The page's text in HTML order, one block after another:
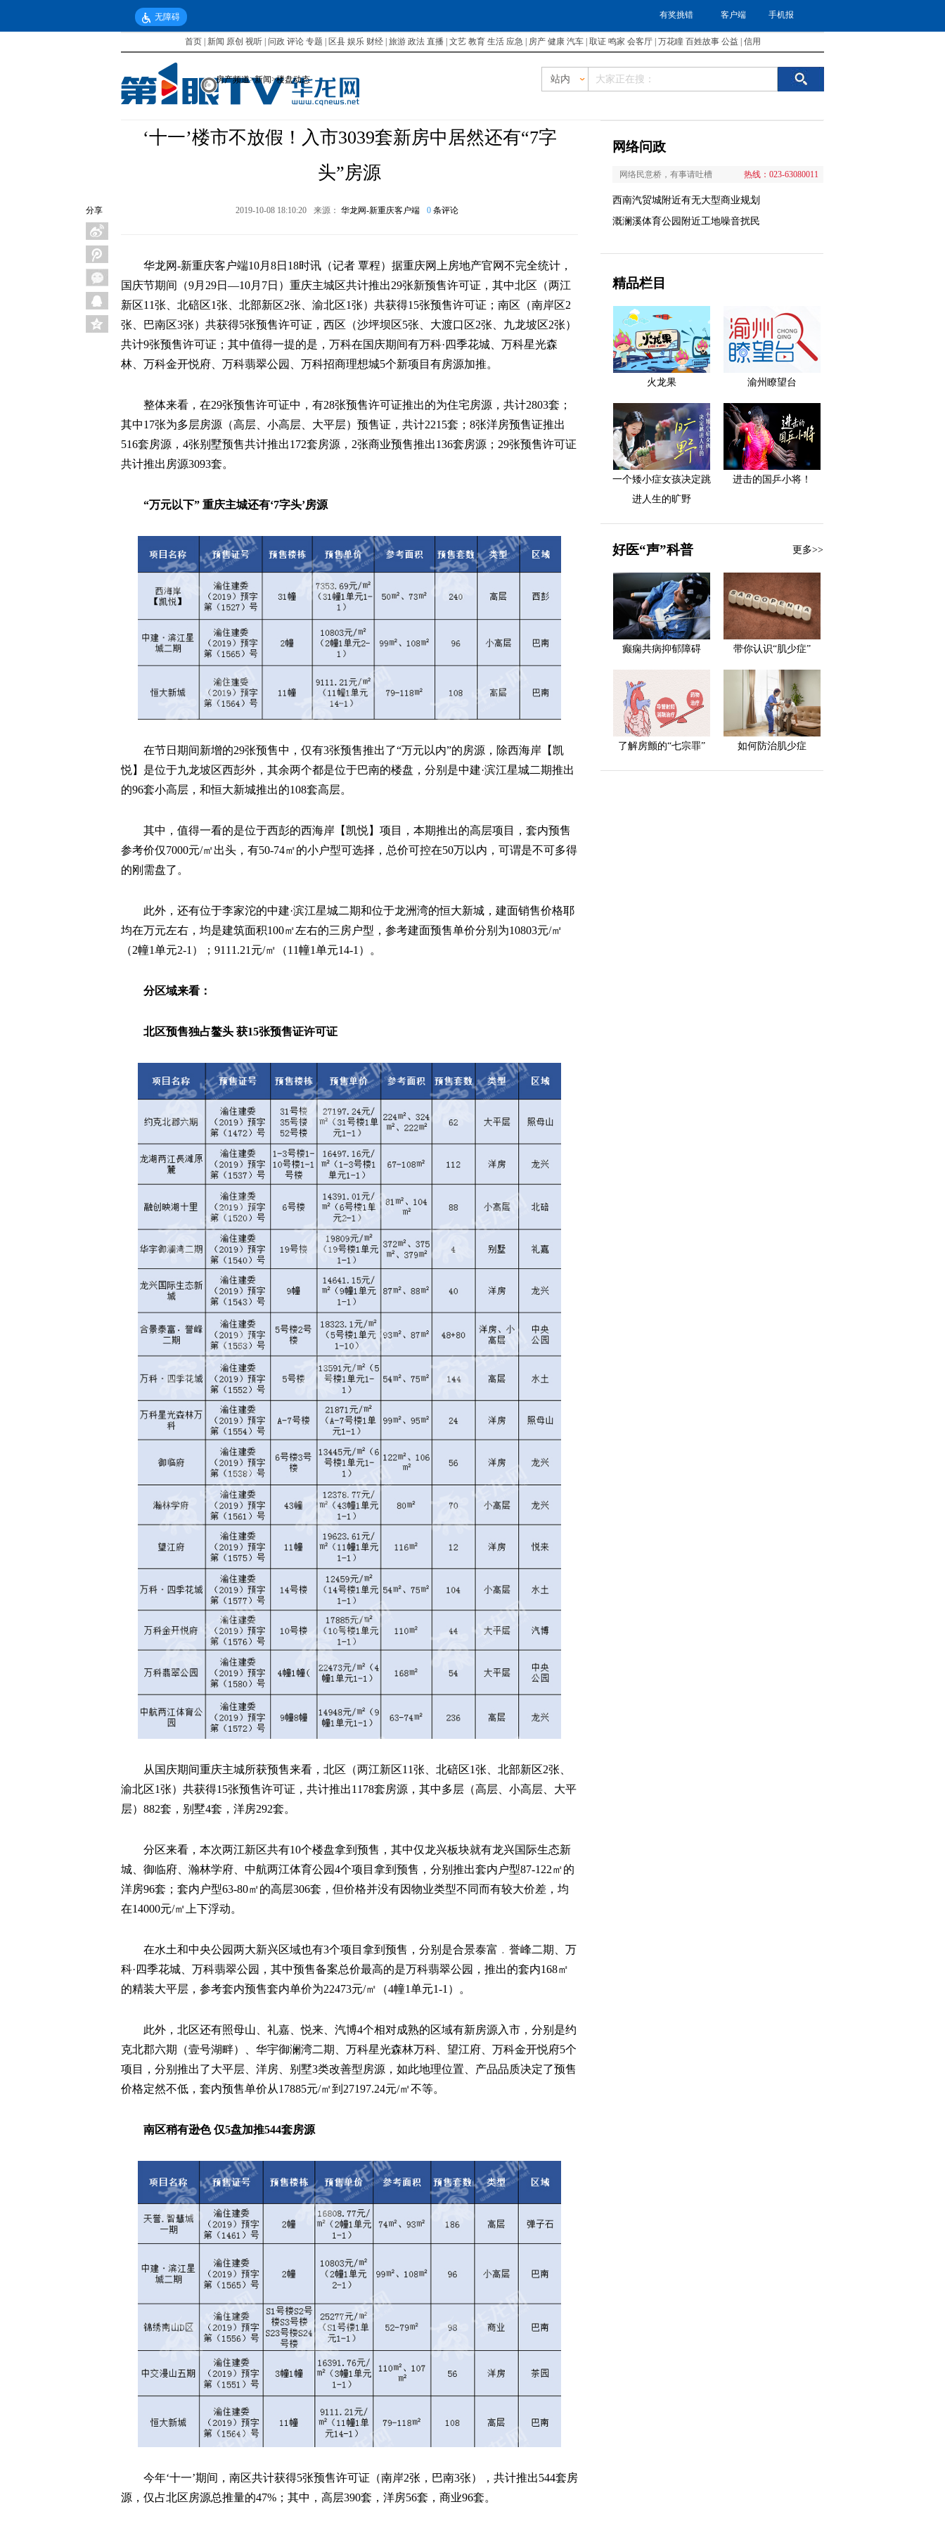
无障碍 有奖挑错 客户端 手机报
首页| 新闻 原创 视听| 问政 评论 专题 区县 娱乐 财经| 旅游 政法 直播| 文艺 教育 生活 应急 房产 健康 汽车| 取证 鸣家 会客厅| 万花瞳 百姓故事 公益 信用
房产频道>新闻>楼盘动态 站内
分享
‘十一’楼市不放假！入市3039套新房中居然还有“7字
头”房源
2019-10-08 18:10:20 来源： 华龙网-新重庆客户端 0 条评论
华龙网-新重庆客户端10月8日18时讯 （记者 覃程）据重庆网上房地产官网不完全统计，
国庆节期间（9月29日—10月7日）重庆主城区共计推出29张新预售许可证，其中北区（两江
新区11张、北碚区1张、北部新区2张、渝北区1张）共获得15张预售许可证；南区（南岸区2
张、巴南区3张）共获得5张预售许可证，西区（沙坪坝区5张、大渡口区2张、九龙坡区2张）
共计9张预售许可证；其中值得一提的是，万科在国庆期间有万科·四季花城、万科星光森
林、万科金开悦府、万科翡翠公园、万科招商理想城5个新项目有房源加推。
整体来看，在29张预售许可证中，有28张预售许可证推出的为住宅房源，共计2803套；
其中17张为多层房源（高层、小高层、大平层）预售证，共计2215套；8张洋房预售证推出
516套房源，4张别墅预售共计推出172套房源，2张商业预售推出136套房源；29张预售许可证
共计推出房源3093套。
“万元以下” 重庆主城还有‘7字头’房源
在节日期间新增的29张预售中，仅有3张预售推出了“万元以内”的房源，除西海岸【凯
悦】是位于九龙坡区西彭外，其余两个都是位于巴南的楼盘，分别是中建·滨江星城二期推出
的96套小高层，和恒大新城推出的108套高层。
其中，值得一看的是位于西彭的西海岸【凯悦】项目，本期推出的高层项目，套内预售
参考价仅7000元/㎡出头，有50-74㎡的小户型可选择，总价可控在50万以内，可谓是不可多得
的刚需盘了。
此外，还有位于李家沱的中建·滨江星城二期和位于龙洲湾的恒大新城，建面销售价格耶
均在万元左右，均是建筑面积100㎡左右的三房户型，参考建面预售单价分别为10803元/㎡
（2幢1单元2-1）；9111.21元/㎡（11幢1单元14-1）。
分区域来看：
北区预售独占鳌头 获15张预售证许可证
从国庆期间重庆主城所获预售来看，北区（两江新区11张、北碚区1张、北部新区2张、
渝北区1张）共获得15张预售许可证，共计推出1178套房源，其中多层（高层、小高层、大平
层）882套，别墅4套，洋房292套。
分区来看，本次两江新区共有10个楼盘拿到预售，其中仅龙兴板块就有龙兴国际生态新
城、御临府、瀚林学府、中航两江体育公园4个项目拿到预售，分别推出套内户型87-122㎡的
洋房96套；套内户型63-80㎡的高层306套，但价格并没有因物业类型不同而有较大价差，均
在14000元/㎡上下浮动。
在水土和中央公园两大新兴区域也有3个项目拿到预售，分别是合景泰富﹒誉峰二期、万
科·四季花城、万科翡翠公园，其中预售备案总价最高的是万科翡翠公园，推出的套内168㎡
的精装大平层，参考套内预售套内单价为22473元/㎡（4幢1单元1-1）。
此外，北区还有照母山、礼嘉、悦来、汽博4个相对成熟的区域有新房源入市，分别是约
克北郡六期（壹号湖畔）、华宇御澜湾二期、万科星光森林万科、望江府、万科金开悦府5个
项目，分别推出了大平层、洋房、别墅3类改善型房源，如此地理位置、产品品质决定了预售
价格定然不低，套内预售单价从17885元/㎡到27197.24元/㎡不等。
南区稍有逊色 仅5盘加推544套房源
今年‘十一’期间，南区共计获得5张预售许可证（南岸2张，巴南3张），共计推出544套房
源，仅占北区房源总推量的47%；其中，高层390套，洋房56套，商业96套。
网络问政
网络民意桥，有事请吐槽 热线：023-63080011
西南汽贸城附近有无大型商业规划
溉澜溪体育公园附近工地噪音扰民
精品栏目
火龙果 渝州瞭望台
一个矮小症女孩决定跳
进人生的旷野
进击的国乒小将！
好医“声”科普 更多>>
癫痫共病抑郁障碍 带你认识“肌少症”
了解房颤的“七宗罪” 如何防治肌少症